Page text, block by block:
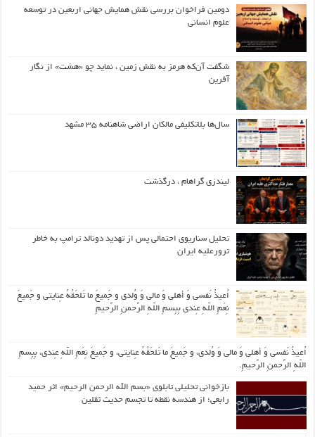
دومین فراخوان بررسی نقش همایش جهانی اربعین در توسعه
علوم انسانی
شگفت آن‌که هرمز به نقش زمین ، نماید چو «هشت» از نگار
آفرین
سال‌ها بلاتکلیفی مالکان اراضی شاهنامه ۳۵ مشهد
لیندزی گراهام ، درگذشت
تحلیل سناریوی احتمالی پس از تهدید دونالد ترامپ به خاطر
ترورعلیه ایران
اُعیذُ نَفسی وَ أهلی وَ مالی وَ وُلدی و جَمیعَ ما تَلحَقُهُ عِنایتی و جَمیعَ
نِعَمِ اللّهِ عِندی بِبِسمِ اللّهِ الرَّحمنِ الرَّحیمِ
اُعیذُ نَفسی وَ أهلی وَ مالی وَ وُلدی، و جَمیعَ ما تَلحَقُهُ عِنایتی، و جَمیعَ نِعَمِ اللّهِ عِندی، بِبِسمِ
اللّهِ الرَّحمنِ الرَّحیمِ.
بازخوانی تحلیلی تابلوی «بسم الله الرحمن الرحیم» اثر حمید
رابعی؛ از هندسه نقطه تا تجسم حدیث ثقلین